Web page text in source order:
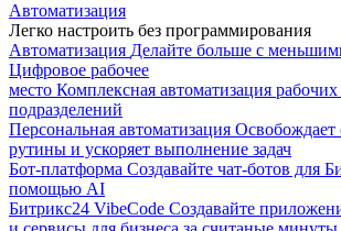
Автоматизация
Легко настроить без программирования
Автоматизация Делайте больше с
Цифровое рабочее
место Комплексная автоматизация рабочих
подразделений
Персональная автоматизация Освобождает
рутины и ускоряет выполнение задач
Бот-платформа Создавайте чат-ботов для
помощью AI
Битрикс24 VibeCode Создавайте